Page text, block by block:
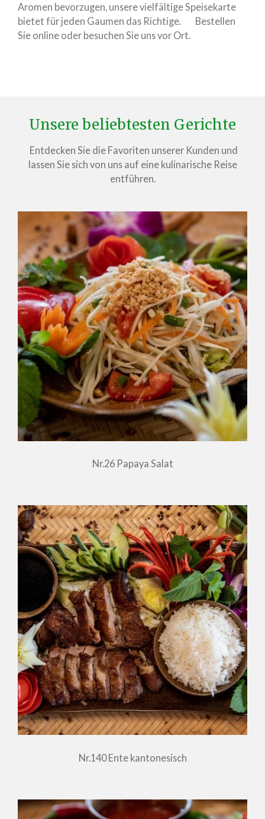
Aromen bevorzugen, unsere vielfältige Speisekarte
bietet für jeden Gaumen das Richtige. Bestellen
Sie online oder besuchen Sie uns vor Ort.
Unsere beliebtesten Gerichte
Entdecken Sie die Favoriten unserer Kunden und
lassen Sie sich von uns auf eine kulinarische Reise
entführen.
Nr.26 Papaya Salat
Nr.140 Ente kantonesisch